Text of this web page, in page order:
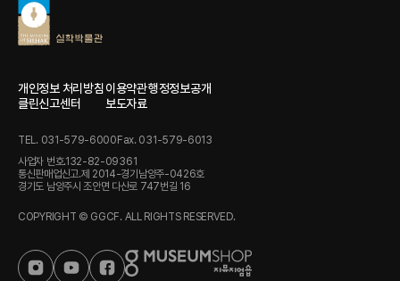
개인정보 처리방침이용약관행정정보공개
클린신고센터
보도자료
TEL. 031-579-6000Fax. 031-579-6013
사업자 번호.132-82-09361
통신판매업신고.제 2014-경기남양주-0426호
경기도 남양주시 조안면 다산로 747번길 16
COPYRIGHT © GGCF. ALL RIGHTS RESERVED.